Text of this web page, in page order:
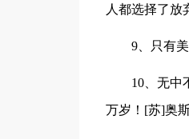
人都选择了放
9、只有
10、无中
万岁！[苏]奥